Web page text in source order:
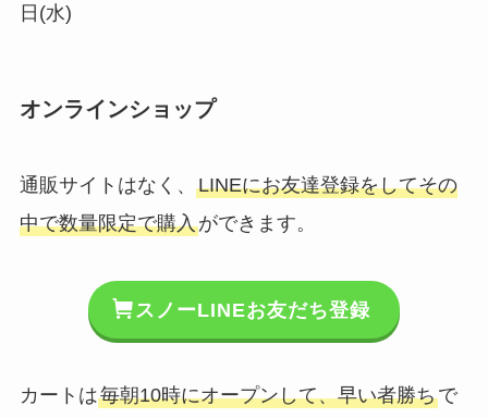
日(水)
オンラインショップ
通販サイトはなく、 LINEにお友達登録をしてその
中で数量限定で購入ができます。
スノーLINEお友だち登録
カートは毎朝10時にオープンして、早い者勝ちで